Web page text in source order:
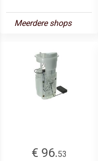
Meerdere shops
€ 96.53